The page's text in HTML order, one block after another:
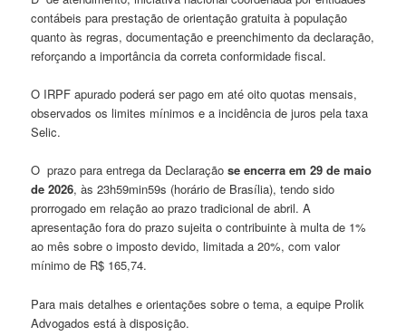
contábeis para prestação de orientação gratuita à população
quanto às regras, documentação e preenchimento da declaração,
reforçando a importância da correta conformidade fiscal.
O IRPF apurado poderá ser pago em até oito quotas mensais,
observados os limites mínimos e a incidência de juros pela taxa
Selic.
O prazo para entrega da Declaraçãose encerra em 29 de maio
de 2026, às 23h59min59s (horário de Brasília), tendo sido
prorrogado em relação ao prazo tradicional de abril. A
apresentação fora do prazo sujeita o contribuinte à multa de 1%
ao mês sobre o imposto devido, limitada a 20%, com valor
mínimo de R$ 165,74.
Para mais detalhes e orientações sobre o tema, a equipe Prolik
Advogados está à disposição.